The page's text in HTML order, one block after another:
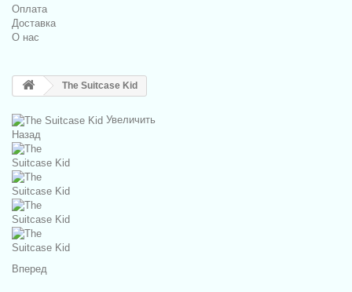
Оплата
Доставка
О нас
The Suitcase Kid
Увеличить
Назад
Вперед